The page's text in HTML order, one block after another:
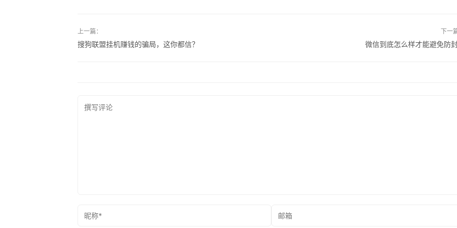
上一篇：
搜狗联盟挂机赚钱的骗局，这你都信？
下一
微信到底怎么样才能避免防封